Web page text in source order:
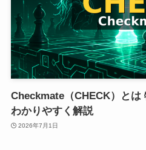
Checkmate（CHECK）とは
わかりやすく解説
2026年7月1日